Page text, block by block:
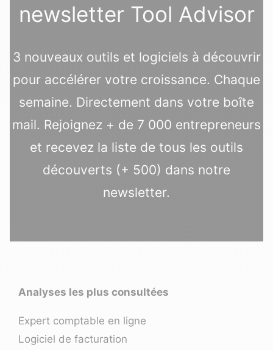
newsletter Tool Advisor
3 nouveaux outils et logiciels à découvrir
pour accélérer votre croissance. Chaque
semaine. Directement dans votre boîte
mail. Rejoignez + de 7 000 entrepreneurs
et recevez la liste de tous les outils
découverts (+ 500) dans notre
newsletter.
Analyses les plus consultées
Expert comptable en ligne
Logiciel de facturation